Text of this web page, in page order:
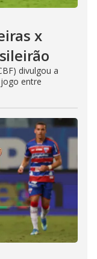
x
divulgou a
entre